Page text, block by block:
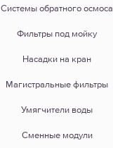
Системы обратного осмоса
Фильтры под мойку
Насадки на кран
Магистральные фильтры
Умягчители воды
Сменные модули